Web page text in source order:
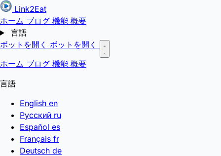
Link2Eat
ホーム ブログ 機能 概要
言語
ボットを開く ボットを開く
ホーム ブログ 機能 概要
言語
English en
Русский ru
Español es
Français fr
Deutsch de